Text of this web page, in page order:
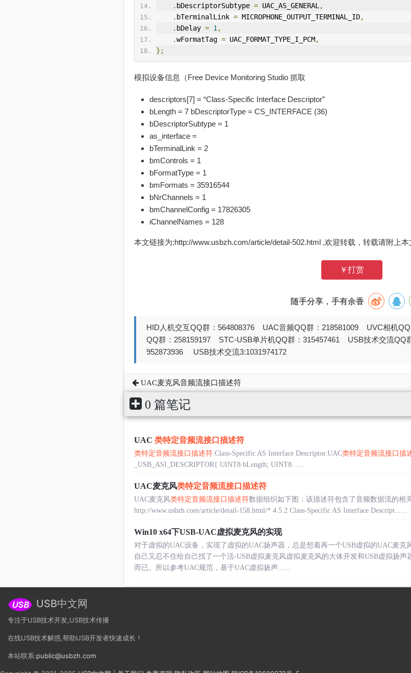
. bDescriptorSubtype = UAC_AS_GENERAL ,
. bTerminalLink = MICROPHONE_ OUTPUT_TERMINAL_ID,
. bDelay = 1 ,
.wFormatTag = UAC_FORMAT_TYPE_I_PCM,
};
模拟设备信息（Free Device Monitoring Studio 抓取
descriptors[7] = “Class-Specific Interface Descriptor”
bLength = 7 bDescriptorType = CS_INTERFACE (36)
bDescriptorSubtype = 1
as_interface =
bTerminalLink = 2
bmControls = 1
bFormatType = 1
bmFormats = 35916544
bNrChannels = 1
bmChannelConfig = 17826305
iChannelNames = 128
本文链接为:http://www.usbzh.com/article/detail-502.html ,欢迎转载，转载请附上本
￥打赏
随手分享，手有余香
HID人机交互QQ群：564808376 UAC音频QQ群：218581009 UVC相机
QQ群：258159197 STC-USB单片机QQ群：315457461 USB技术交流QQ
952873936 USB技术交流3:1031974172
UAC麦克风音频流接口描述符
0 篇笔记
UAC 类特定音频流接口描述符
类特定音频流接口描述符:Class-Specific AS Interface Descriptor.UAC类特定音频流接口描
_USB_ASI_DESCRIPTOR{ UINT8 bLength; UINT8......
UAC麦克风类特定音频流接口描述符
UAC麦克风类特定音频流接口描述符数据组织如下图：该描述符包含了音频数据流的相
http://www.usbzh.com/article/detail-158.html/* 4.5.2 Class-Specific AS Interface Descript......
Win10 x64下USB-UAC虚拟麦克风的实现
对于虚拟的UAC设备，实现了虚拟的UAC扬声器，总是想着再一个USB虚拟的UAC麦克
自己又忍不住给自己找了一个活-USB虚拟麦克风虚拟麦克风的大体开发和USB虚拟扬
而已。所以参考UAC规范，基于UAC虚拟扬声......
USB中文网
专注于USB技术开发,USB技术传播
在线USB技术解惑,帮助USB开发者快速成长！
本站联系:public@usbzh.com